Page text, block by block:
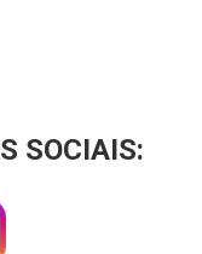
SOCIAIS: